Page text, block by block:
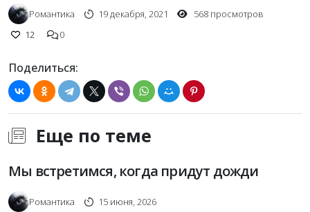
Романтика 19 декабря, 2021
568 просмотров
12
0
Поделиться:
Еще по теме
Мы встретимся, когда придут дожди
Романтика 15 июня, 2026